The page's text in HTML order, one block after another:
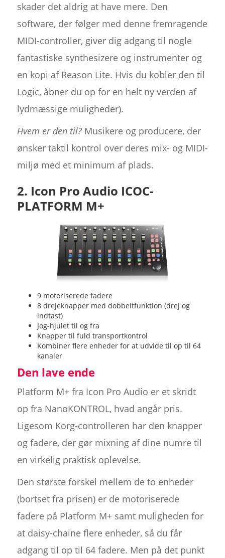
skader det aldrig at have mere. Den
software, der følger med denne fremragende
MIDI-controller, giver dig adgang til nogle
fantastiske synthesizere og instrumenter og
en kopi af Reason Lite. Hvis du kobler den til
Logic, åbner du op for en helt ny verden af
lydmæssige muligheder).
Hvem er den til?Musikere og producere, der
ønsker taktil kontrol over deres mix- og MIDI-
miljø med et minimum af plads.
2. Icon Pro Audio ICOC-
PLATFORM M+
9 motoriserede fadere
8 drejeknapper med dobbeltfunktion (drej og
indtast)
Jog-hjulet til og fra
Knapper til fuld transportkontrol
Kombiner flere enheder for at udvide til op til 64
kanaler
Den lave ende
Platform M+ fra Icon Pro Audio er et skridt
op fra NanoKONTROL, hvad angår pris.
Ligesom Korg-controlleren har den knapper
og fadere, der gør mixning af dine numre til
en virkelig praktisk oplevelse.
Den største forskel mellem de to enheder
(bortset fra prisen) er de motoriserede
fadere på Platform M+ samt muligheden for
at daisy-chaine flere enheder, så du får
adgang til op til 64 fadere. Men på det punkt